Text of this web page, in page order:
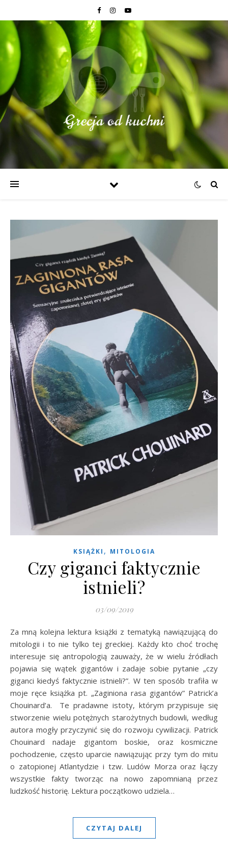
KSIĄŻKI , MITOLOGIA
Czy giganci faktycznie
istnieli?
03/09/2019
Za mną kolejna lektura książki z tematyką nawiązującą do
mitologii i to nie tylko tej greckiej. Każdy kto choć trochę
interesuje się antropologią zauważy, że w wielu źródłach
pojawia się wątek gigantów i zadaje sobie pytanie „czy
giganci kiedyś faktycznie istnieli?”. W ten sposób trafiła w
moje ręce książka pt. „Zaginiona rasa gigantów” Patrick’a
Chouinard’a. Te pradawne istoty, którym przypisuje się
stworzenie wielu potężnych starożytnych budowli, według
autora mogły przyczynić się do rozwoju cywilizacji. Patrick
Chouinard nadaje gigantom boskie, oraz kosmiczne
pochodzenie, często uparcie nawiązując przy tym do mitu
o zatopionej Atlantydzie i tzw. Ludów Morza oraz łączy
wszystkie fakty tworząc na nowo zapomnianą przez
ludzkość historię. Lektura początkowo udziela…
CZYTAJ DALEJ